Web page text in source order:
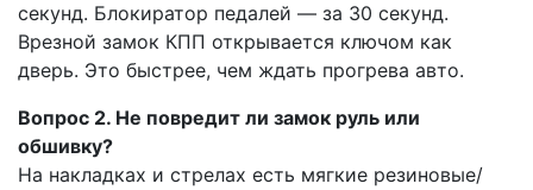
секунд. Блокиратор педалей — за 30 секунд.
Врезной замок КПП открывается ключом как
дверь. Это быстрее, чем ждать прогрева авто.
Вопрос 2. Не повредит ли замок руль или
обшивку?
На накладках и стрелах есть мягкие резиновые/